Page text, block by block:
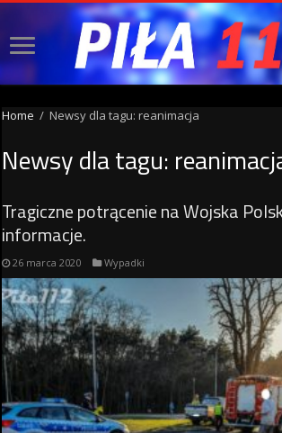
Home / Newsy dla tagu: reanimacja
Newsy dla tagu:
Tragiczne potrącenie na Wojska
informacje.
26 marca 2020 Wypadki